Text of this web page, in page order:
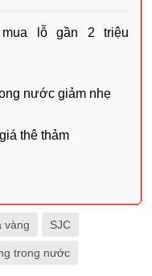
lỗ gần 2 triệu
nước giảm nhẹ
thê thảm
vàng SJC
trong nước